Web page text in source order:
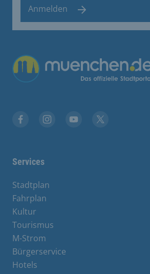
Anmelden
Übergreifende Links
Services
Stadtplan
Fahrplan
Kultur
Tourismus
M-Strom
Bürgerservice
Hotels